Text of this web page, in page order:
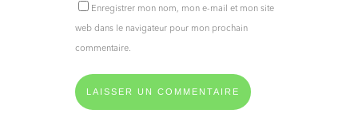
Enregistrer mon nom, mon e-mail et mon site
web dans le navigateur pour mon prochain
commentaire.